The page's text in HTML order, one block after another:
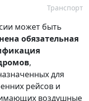
Транспорт
может быть
обязательная
,
для
рейсов и
воздушные